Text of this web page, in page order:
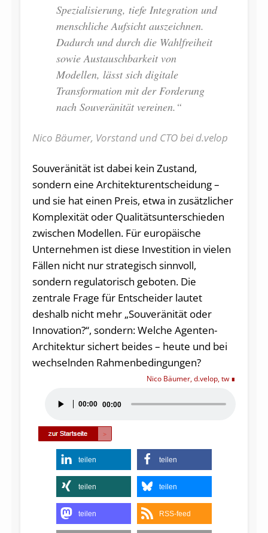
Spezialisierung, tiefe Integration und
menschliche Aufsicht auszeichnen.
Dadurch und durch die Wahlfreiheit
sowie Austauschbarkeit von
Modellen, lässt sich digitale
Transformation mit der Forderung
nach Souveränität vereinen.“
Nico Bäumer, Vorstand und CTO bei d.velop
Souveränität ist dabei kein Zustand,
sondern eine Architekturentscheidung –
und sie hat einen Preis, etwa in zusätzlicher
Komplexität oder Qualitätsunterschieden
zwischen Modellen. Für europäische
Unternehmen ist diese Investition in vielen
Fällen nicht nur strategisch sinnvoll,
sondern regulatorisch geboten. Die
zentrale Frage für Entscheider lautet
deshalb nicht mehr „Souveränität oder
Innovation?“, sondern: Welche Agenten-
Architektur sichert beides – heute und bei
wechselnden Rahmenbedingungen?
Nico Bäumer, d.velop, tw
Player
00:00 00:00
teilen teilen
teilen teilen
teilen RSS-feed